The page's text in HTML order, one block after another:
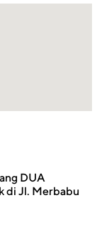
DUA
di Jl. Merbabu